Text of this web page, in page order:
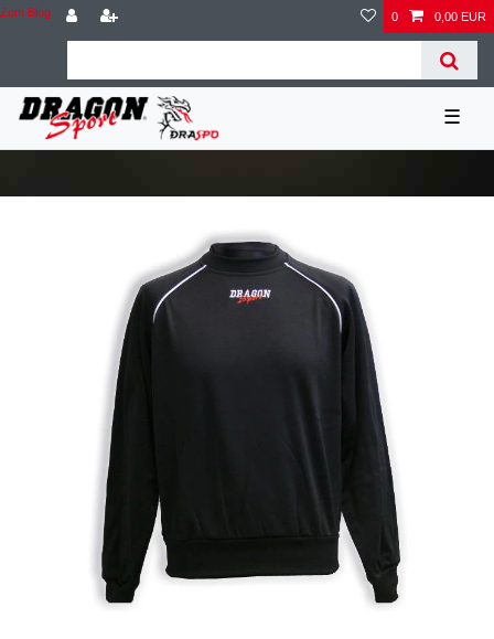
Zum Blog 0 0,00 EUR
☰